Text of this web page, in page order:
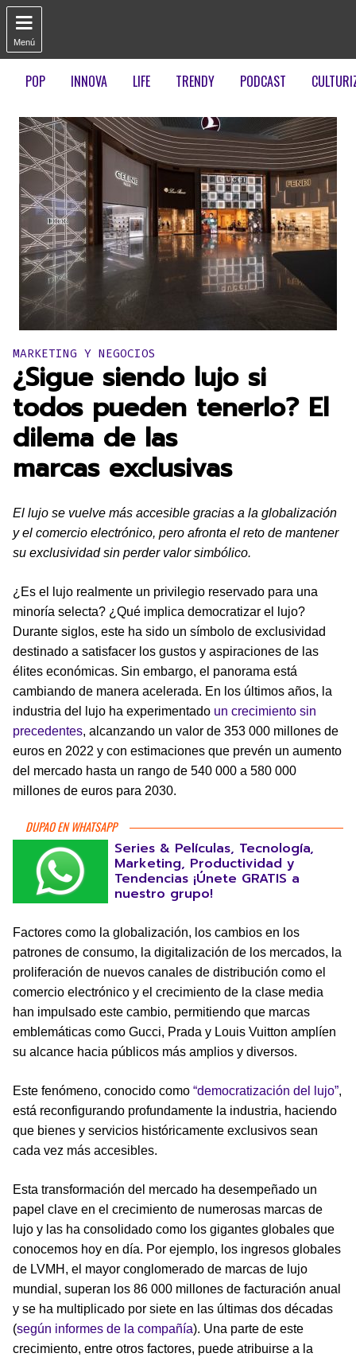

Menú
POP INNOVA LIFE TRENDY PODCAST
Publicado en:
MARKETING Y NEGOCIOS
¿Sigue siendo lujo si
todos pueden tenerlo? El
dilema de las
marcas exclusivas
El lujo se vuelve más accesible gracias a la globalización
y el comercio electrónico, pero afronta el reto de mantener
su exclusividad sin perder valor simbólico.
¿Es el lujo realmente un privilegio reservado para una
minoría selecta? ¿Qué implica democratizar el lujo?
Durante siglos, este ha sido un símbolo de exclusividad
destinado a satisfacer los gustos y aspiraciones de las
élites económicas. Sin embargo, el panorama está
cambiando de manera acelerada. En los últimos años, la
industria del lujo ha experimentado un crecimiento sin
precedentes, alcanzando un valor de 353 000 millones de
euros en 2022 y con estimaciones que prevén un aumento
del mercado hasta un rango de 540 000 a 580 000
millones de euros para 2030.
DUPAO EN WHATSAPP
Series & Películas, Tecnología,
Marketing, Productividad y
Tendencias ¡Únete GRATIS a
nuestro grupo!
Factores como la globalización, los cambios en los
patrones de consumo, la digitalización de los mercados, la
proliferación de nuevos canales de distribución como el
comercio electrónico y el crecimiento de la clase media
han impulsado este cambio, permitiendo que marcas
emblemáticas como Gucci, Prada y Louis Vuitton amplíen
su alcance hacia públicos más amplios y diversos.
Este fenómeno, conocido como “democratización del lujo”,
está reconfigurando profundamente la industria, haciendo
que bienes y servicios históricamente exclusivos sean
cada vez más accesibles.
Esta transformación del mercado ha desempeñado un
papel clave en el crecimiento de numerosas marcas de
lujo y las ha consolidado como los gigantes globales que
conocemos hoy en día. Por ejemplo, los ingresos globales
de LVMH, el mayor conglomerado de marcas de lujo
mundial, superan los 86 000 millones de facturación anual
y se ha multiplicado por siete en las últimas dos décadas
(según informes de la compañía). Una parte de este
crecimiento, entre otros factores, puede atribuirse a la